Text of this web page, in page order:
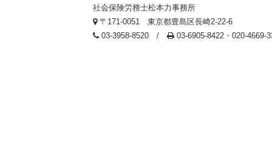
社会保険労務士松本力事務所
〒171-0051 東京都豊島区長崎2-22-6
03-3958-8520 /
03-6905-8422・020-4669-